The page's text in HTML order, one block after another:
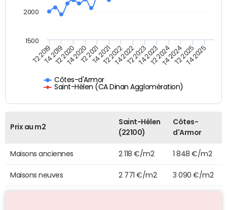
Côtes-d'Armor
Saint-Hélen (CA Dinan Agglomération)
T2 2019T4 2019T2 2020T4 2020T2 2021T4 2021T2 2022T4 2022T2 2023T4 2023T2 2024T4 2024T2 2025T4 2025
1500
2000
Prix au m2
Saint-Hélen
(22100)
Côtes-
d'Armor
Maisons anciennes 2 118 €/m2 1 848 €/m2
Maisons neuves 2 771 €/m2 3 090 €/m2